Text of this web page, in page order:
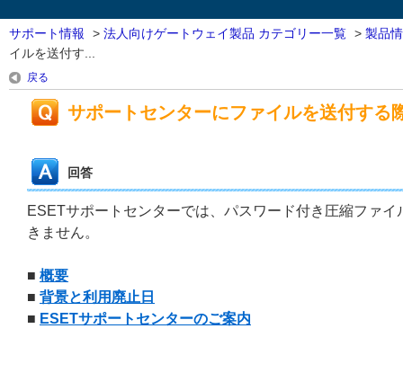
サポート情報 > 法人向けゲートウェイ製品 カテゴリー一覧 > 製品
イルを送付す...
戻る
サポートセンターにファイルを送付する
回答
ESETサポートセンターでは、パスワード付き圧縮ファ
きません。
■ 概要
■ 背景と利用廃止日
■ ESETサポートセンターのご案内